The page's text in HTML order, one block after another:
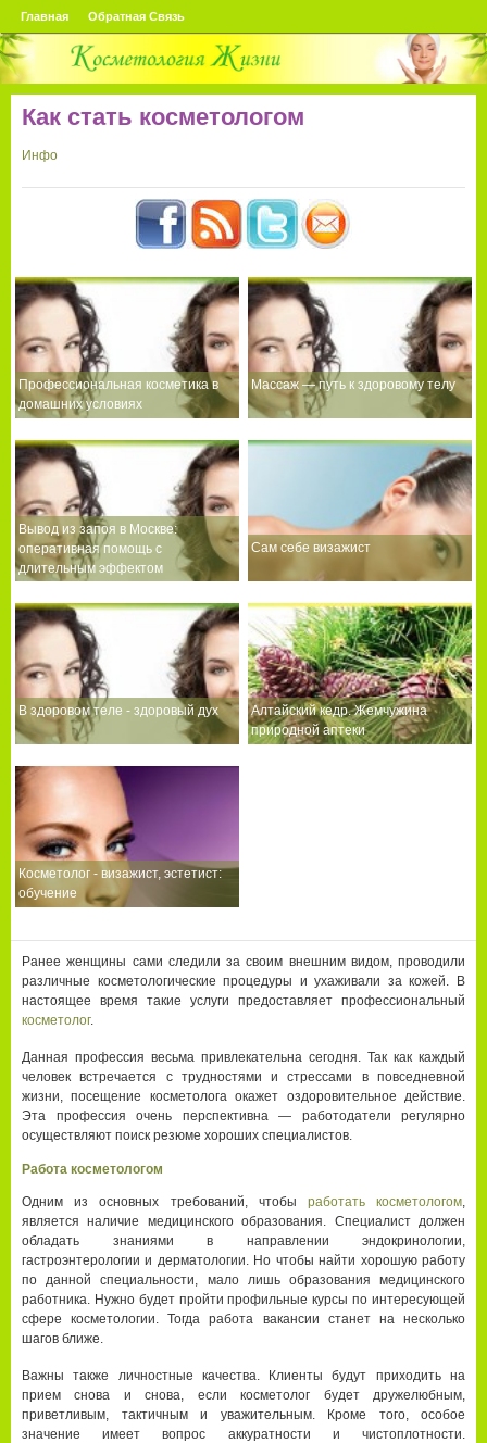
Главная Обратная Связь
Как стать косметологом
Инфо
Профессиональная косметика в
домашних условиях
Массаж — путь к здоровому телу
Вывод из запоя в Москве:
оперативная помощь с
длительным эффектом
Сам себе визажист
В здоровом теле - здоровый дух
Алтайский кедр. Жемчужина
природной аптеки
Косметолог - визажист, эстетист:
обучение
Ранее женщины сами следили за своим внешним видом, проводили
различные косметологические процедуры и ухаживали за кожей. В
настоящее время такие услуги предоставляет профессиональный
косметолог.
Данная профессия весьма привлекательна сегодня. Так как каждый
человек встречается с трудностями и стрессами в повседневной
жизни, посещение косметолога окажет оздоровительное действие.
Эта профессия очень перспективна — работодатели регулярно
осуществляют поиск резюме хороших специалистов.
Работа косметологом
Одним из основных требований, чтобы работать косметологом,
является наличие медицинского образования. Специалист должен
обладать знаниями в направлении эндокринологии,
гастроэнтерологии и дерматологии. Но чтобы найти хорошую работу
по данной специальности, мало лишь образования медицинского
работника. Нужно будет пройти профильные курсы по интересующей
сфере косметологии. Тогда работа вакансии станет на несколько
шагов ближе.
Важны также личностные качества. Клиенты будут приходить на
прием снова и снова, если косметолог будет дружелюбным,
приветливым, тактичным и уважительным. Кроме того, особое
значение имеет вопрос аккуратности и чистоплотности.